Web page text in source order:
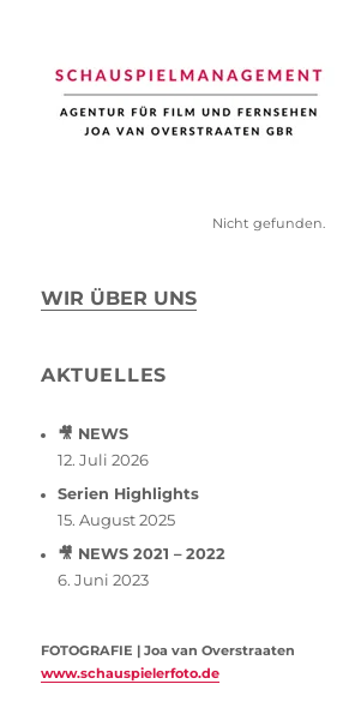
Nicht gefunden.
WIR ÜBER UNS
AKTUELLES
🎥 NEWS
12. Juli 2026
Serien Highlights
15. August 2025
🎥 NEWS 2021 – 2022
6. Juni 2023
FOTOGRAFIE | Joa van Overstraaten
www.schauspielerfoto.de